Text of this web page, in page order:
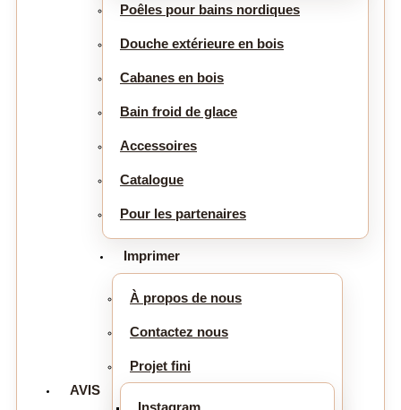
Poêles pour bains nordiques
Douche extérieure en bois
Cabanes en bois
Bain froid de glace
Accessoires
Catalogue
Pour les partenaires
AVIS
Imprimer
À propos de nous
Contactez nous
Projet fini
Instagram